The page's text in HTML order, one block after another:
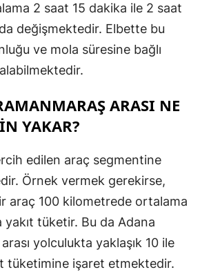
2 saat 15 dakika ile 2 saat
değişmektedir. Elbette bu
ve mola süresine bağlı
ARASI NE
YAKAR?
edilen araç segmentine
Örnek vermek gerekirse,
araç 100 kilometrede ortalama
yakıt tüketir. Bu da Adana
yolculukta yaklaşık 10 ile
tüketimine işaret etmektedir.